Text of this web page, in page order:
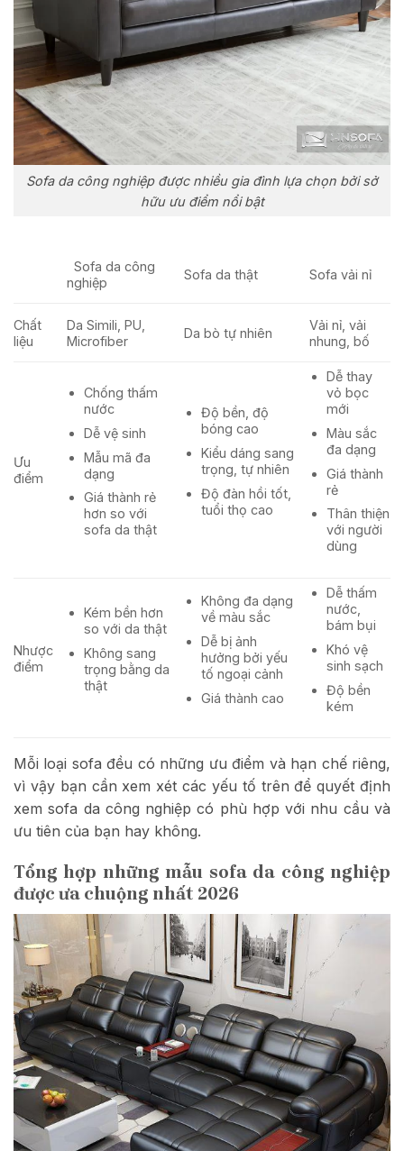
Sofa da công nghiệp được nhiều gia đình lựa chọn bởi sở
hữu ưu điểm nổi bật
Sofa da công
nghiệp
Sofa da thật Sofa vải nỉ
Chất
liệu
Da Simili, PU,
Microfiber
Da bò tự nhiên
Vải nỉ, vải
nhung, bố
Ưu
điểm
Chống thấm
nước
Dễ vệ sinh
Mẫu mã đa
dạng
Giá thành rẻ
hơn so với
sofa da thật
Độ bền, độ
bóng cao
Kiểu dáng sang
trọng, tự nhiên
Độ đàn hồi tốt,
tuổi thọ cao
Dễ thay
vỏ bọc
mới
Màu sắc
đa dạng
Giá thành
rẻ
Thân thiện
với người
dùng
Nhược
điểm
Kém bền hơn
so với da thật
Không sang
trọng bằng da
thật
Không đa dạng
về màu sắc
Dễ bị ảnh
hưởng bởi yếu
tố ngoại cảnh
Giá thành cao
Dễ thấm
nước,
bám bụi
Khó vệ
sinh sạch
Độ bền
kém
Mỗi loại sofa đều có những ưu điểm và hạn chế riêng,
vì vậy bạn cần xem xét các yếu tố trên để quyết định
xem sofa da công nghiệp có phù hợp với nhu cầu và
ưu tiên của bạn hay không.
Tổng hợp những mẫu sofa da công nghiệp
được ưa chuộng nhất 2026